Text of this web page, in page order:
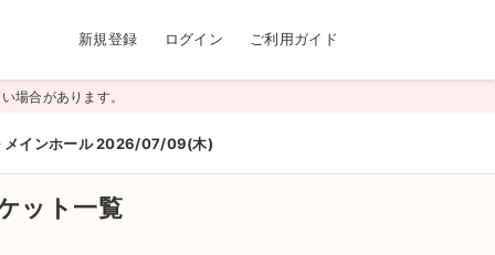
新規登録 ログイン ご利用ガイド
場合があります。
メインホール 2026/07/09(木)
ット一覧